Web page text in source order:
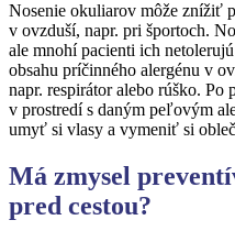
Nosenie okuliarov môže znížiť
v ovzduší, napr. pri športoch.
ale mnohí pacienti ich
obsahu príčinného alergénu v
napr. respirátor alebo rúško. Po
v prostredí s daným peľovým
umyť si vlasy a vymeniť si
Má zmysel
pred cestou?